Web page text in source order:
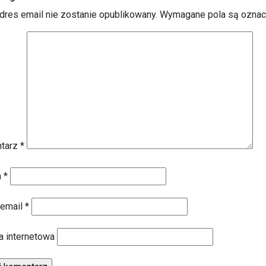
email nie zostanie opublikowany. Wymagane pola są
*
*
*
internetowa